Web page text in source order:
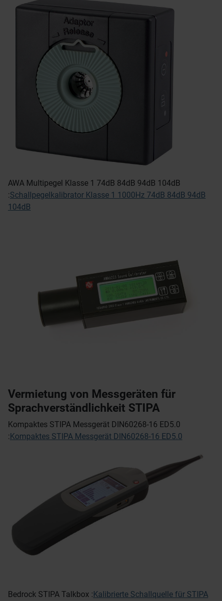
AWA Multipegel Klasse 1 74dB 84dB 94dB 104dB
:Schallpegelkalibrator Klasse 1 1000Hz 74dB 84dB 94dB
104dB
Vermietung von Messgeräten für
Sprachverständlichkeit STIPA
Kompaktes STIPA Messgerät DIN60268-16 ED5.0
:Kompaktes STIPA Messgerät DIN60268-16 ED5.0
Bedrock STIPA Talkbox : Kalibrierte Schallquelle für STIPA